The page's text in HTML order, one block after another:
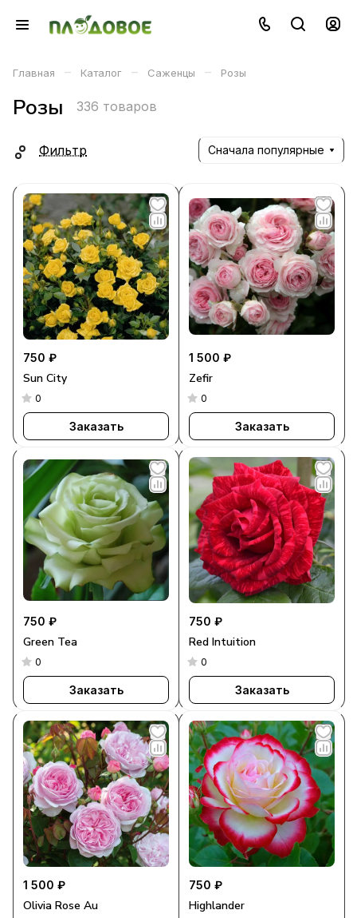
Главная – Каталог – Саженцы – Розы
Розы 336 товаров
Фильтр Сначала популярные
750 ₽
Sun City
0
Заказать
1 500 ₽
Zefir
0
Заказать
750 ₽
Green Tea
0
Заказать
750 ₽
Red Intuition
0
Заказать
1 500 ₽
Olivia Rose Au
750 ₽
Highlander